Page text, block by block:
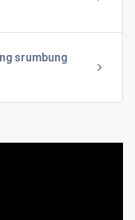
srumbung